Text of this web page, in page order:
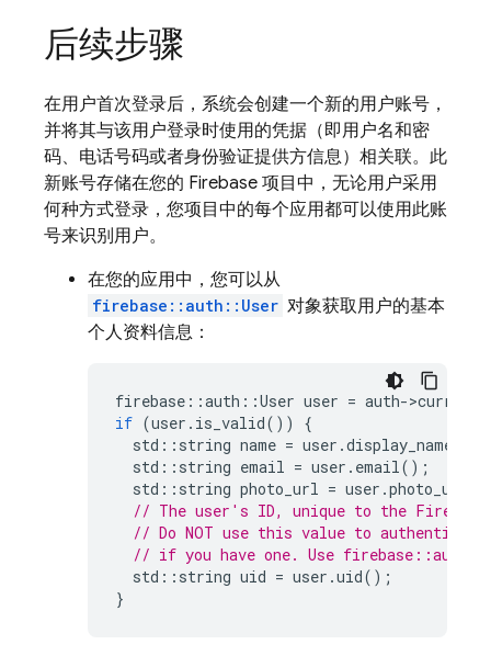
后续步骤
在用户首次登录后，系统会创建一个新的用户账号，
并将其与该用户登录时使用的凭据（即用户名和密
码、电话号码或者身份验证提供方信息）相关联。此
新账号存储在您的 Firebase 项目中，无论用户采用
何种方式登录，您项目中的每个应用都可以使用此账
号来识别用户。
在您的应用中，您可以从
firebase::auth::User 对象获取用户的基本
个人资料信息：
firebase ::auth ::User user = auth->
if (user . is_valid())
{
std :: string name = user .display_name
std :: string email = user . email();
std :: string photo_url = user .photo_url
// The user's ID, unique to the
// Do NOT use this value to
// if you have one. Use
std :: string uid = user .uid();
}